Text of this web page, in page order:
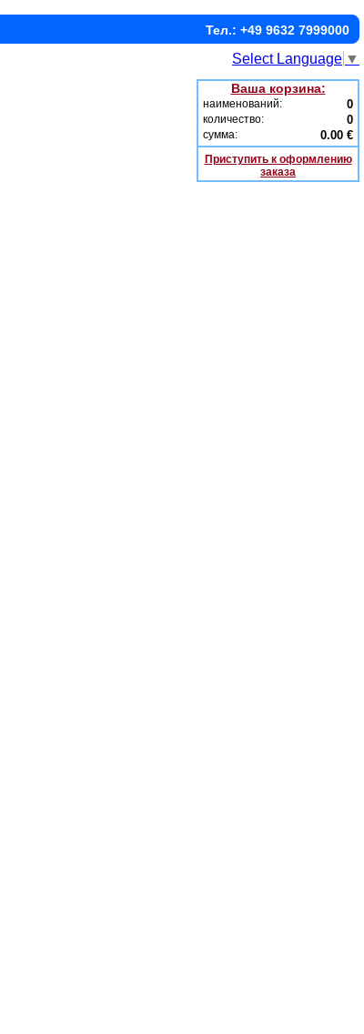
Тел.: +49 9632 7999000
Select Language ▼
Ваша корзина:
наименований: 0
количество: 0
сумма: 0.00 €
Приступить к оформлению
заказа